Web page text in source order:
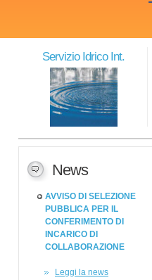
Servizio Idrico Int.
News
AVVISO DI SELEZIONE
PUBBLICA PER IL
CONFERIMENTO DI
INCARICO DI
COLLABORAZIONE
Leggi la news